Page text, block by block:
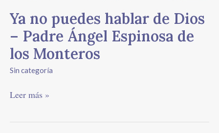
Ya no puedes hablar de Dios
– Padre Ángel Espinosa de
los Monteros
Sin categoría
de
Monteros
Leer más »